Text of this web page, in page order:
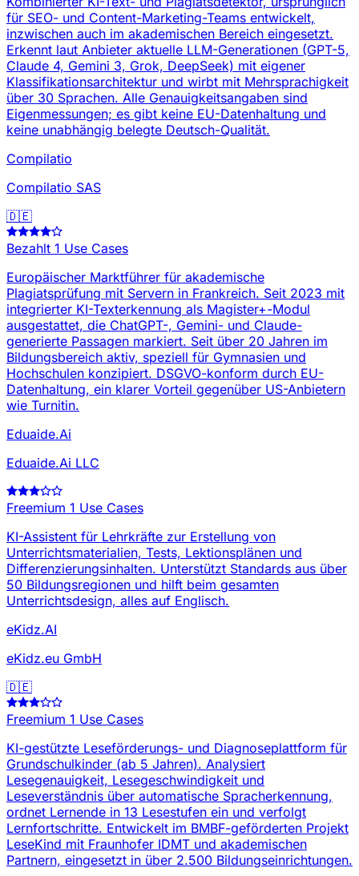
für SEO- und Content-Marketing-Teams entwickelt,
inzwischen auch im akademischen Bereich eingesetzt.
Erkennt laut Anbieter aktuelle LLM-Generationen (GPT-5,
Claude 4, Gemini 3, Grok, DeepSeek) mit eigener
Klassifikationsarchitektur und wirbt mit Mehrsprachigkeit
über 30 Sprachen. Alle Genauigkeitsangaben sind
Eigenmessungen; es gibt keine EU-Datenhaltung und
keine unabhängig belegte Deutsch-Qualität.
Compilatio
Compilatio SAS
🇩🇪
Bezahlt 1 Use Cases
Europäischer Marktführer für akademische
Plagiatsprüfung mit Servern in Frankreich. Seit 2023 mit
integrierter KI-Texterkennung als Magister+-Modul
ausgestattet, die ChatGPT-, Gemini- und Claude-
generierte Passagen markiert. Seit über 20 Jahren im
Bildungsbereich aktiv, speziell für Gymnasien und
Hochschulen konzipiert. DSGVO-konform durch EU-
Datenhaltung, ein klarer Vorteil gegenüber US-Anbietern
wie Turnitin.
Eduaide.Ai
Eduaide.Ai LLC
Freemium 1 Use Cases
KI-Assistent für Lehrkräfte zur Erstellung von
Unterrichtsmaterialien, Tests, Lektionsplänen und
Differenzierungsinhalten. Unterstützt Standards aus über
50 Bildungsregionen und hilft beim gesamten
Unterrichtsdesign, alles auf Englisch.
eKidz.AI
eKidz.eu GmbH
🇩🇪
Freemium 1 Use Cases
KI-gestützte Leseförderungs- und Diagnoseplattform für
Grundschulkinder (ab 5 Jahren). Analysiert
Lesegenauigkeit, Lesegeschwindigkeit und
Leseverständnis über automatische Spracherkennung,
ordnet Lernende in 13 Lesestufen ein und verfolgt
Lernfortschritte. Entwickelt im BMBF-geförderten Projekt
LeseKind mit Fraunhofer IDMT und akademischen
Partnern, eingesetzt in über 2.500 Bildungseinrichtungen.